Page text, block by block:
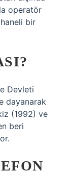
operatör
bir
Devleti
dayanarak
(1992) ve
beri